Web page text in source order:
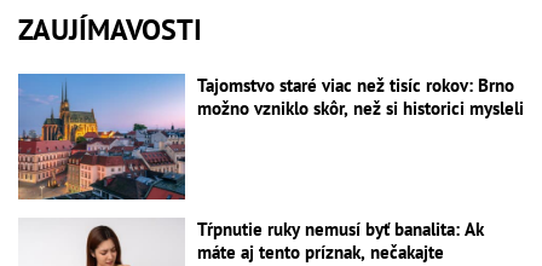
ZAUJÍMAVOSTI
Tajomstvo staré viac než tisíc rokov: Brno
možno vzniklo skôr, než si historici mysleli
Tŕpnutie ruky nemusí byť banalita: Ak
máte aj tento príznak, nečakajte